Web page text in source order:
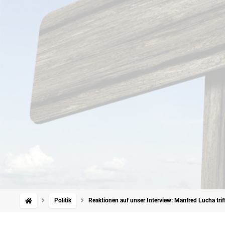
Politik Reaktionen auf unser Interview: Manfred Lucha